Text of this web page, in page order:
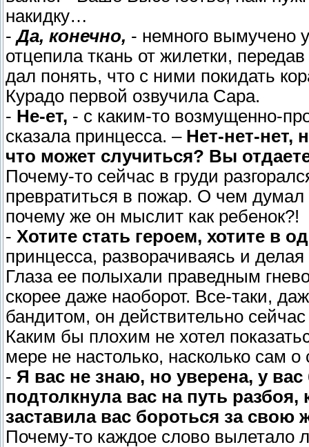
накидку…
-Да, конечно, - немного вымучено
отцепила ткань от жилетки,
дал понять, что с ними покидать
Курадо первой озвучила Сара.
- Не-ет, - с каким-то возмущенно-
сказала принцесса. – Нет-нет-нет,
что может случиться? Вы
Почему-то сейчас в груди
превратиться в пожар. О чем
почему же он мыслит как ребенок?!
- Хотите стать героем, хотите в
принцесса, разворачиваясь и
Глаза ее полыхали праведным
скорее даже наоборот. Все-таки,
бандитом, он действительно
Каким бы плохим не хотел
мере не настолько, насколько сам
- Я вас не знаю, но уверена, у
подтолкнула вас на путь разбоя,
заставила вас бороться за свою
Почему-то каждое слово вылетало